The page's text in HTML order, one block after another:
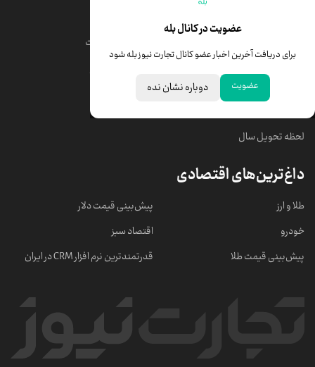
عضویت در کانال بله
برای دریافت آخرین اخبار عضو کانال تجارت نیوز بله شود
عضویت دوباره نشان نده
قیمت درهم امارات
خبرهای مهم
لحظه تحویل سال
داغ‌ترین‌های اقتصادی
طلا و ارز
خودرو
پیش‌بینی قیمت طلا
پیش‌بینی قیمت دلار
اقتصاد سبز
قدرتمندترین نرم‌ افزار CRM در ایران